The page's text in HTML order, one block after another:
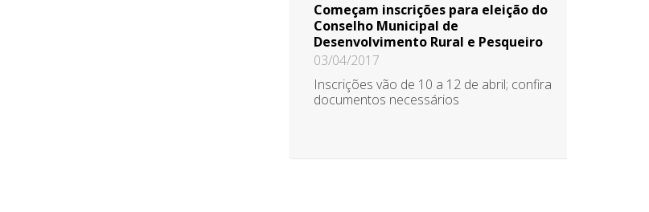
Começam inscrições para eleição do
Conselho Municipal de
Desenvolvimento Rural e Pesqueiro
03/04/2017
Inscrições vão de 10 a 12 de abril; confira
documentos necessários